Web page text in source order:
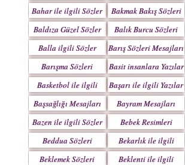
Yazılar
Bahar ile ilgili Sözler
Yazılar
Bakmak Bakış Sözleri
Baldıza Güzel Sözler
Balık Burcu Sözleri
Balla ilgili Sözler
Barış Sözleri Mesajları
Barışma Sözleri
Mesajları
Basit insanlara Yazılar
Basketbol ile ilgili
Sözler
Başarı ile ilgili Yazılar
Başsağlığı Mesajları
Bayram Mesajları
Sözleri
Bazen ile ilgili Sözler
Mesajlar
Bebek Resimleri
Beddua Sözleri
Mesajları
Bekarlık ile ilgili
Sözler
Beklemek Sözleri
Beklenti ile ilgili